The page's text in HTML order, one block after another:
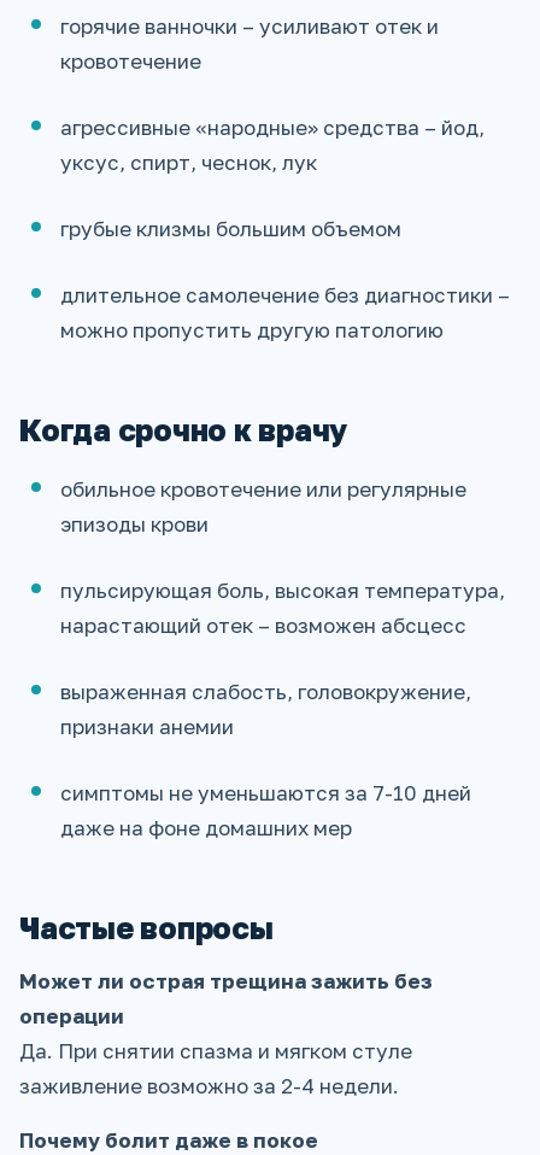
горячие ванночки – усиливают отек и
кровотечение
агрессивные «народные» средства – йод,
уксус, спирт, чеснок, лук
грубые клизмы большим объемом
длительное самолечение без диагностики –
можно пропустить другую патологию
Когда срочно к врачу
обильное кровотечение или регулярные
эпизоды крови
пульсирующая боль, высокая температура,
нарастающий отек – возможен абсцесс
выраженная слабость, головокружение,
признаки анемии
симптомы не уменьшаются за 7-10 дней
даже на фоне домашних мер
Частые вопросы
Может ли острая трещина зажить без
операции
Да. При снятии спазма и мягком стуле
заживление возможно за 2-4 недели.
Почему болит даже в покое